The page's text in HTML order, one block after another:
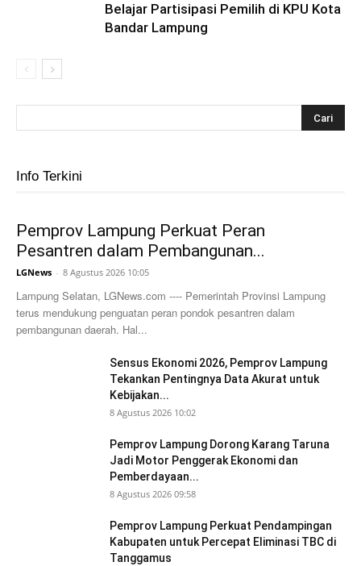
Belajar Partisipasi Pemilih di KPU Kota
Bandar Lampung
Info Terkini
Pemprov Lampung Perkuat Peran
Pesantren dalam Pembangunan...
LGNews - 8 Agustus 2026 10:05
Lampung Selatan, LGNews.com ---- Pemerintah Provinsi Lampung
terus mendukung penguatan peran pondok pesantren dalam
pembangunan daerah. Hal...
Sensus Ekonomi 2026, Pemprov Lampung
Tekankan Pentingnya Data Akurat untuk
Kebijakan...
8 Agustus 2026 10:02
Pemprov Lampung Dorong Karang Taruna
Jadi Motor Penggerak Ekonomi dan
Pemberdayaan...
8 Agustus 2026 09:58
Pemprov Lampung Perkuat Pendampingan
Kabupaten untuk Percepat Eliminasi TBC di
Tanggamus